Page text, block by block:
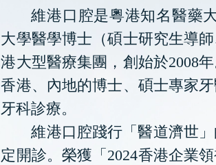
維港口腔是粵港知名醫藥
大學醫學博士（碩士研究生導
港大型醫療集團，創始於2008
香港、內地的博士、碩士專家
牙科診療。
維港口腔踐行「醫道濟世
定開診。榮獲「2024香港企業